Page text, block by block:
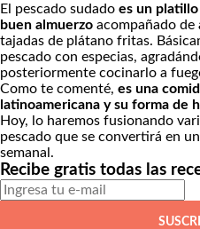
El pescado sudado es un
buen almuerzo acompañado de
tajadas de plátano fritas.
pescado con especias,
posteriormente cocinarlo a
Como te comenté, es una
latinoamericana y su forma de
Hoy, lo haremos fusionando
pescado que se convertirá en
semanal.
Recibe gratis todas las